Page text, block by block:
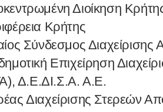
Διοίκηση
Κρήτης
Σύνδεσμος
Επιχείρηση
Α.Ε.
Διαχείρισης Στερεών